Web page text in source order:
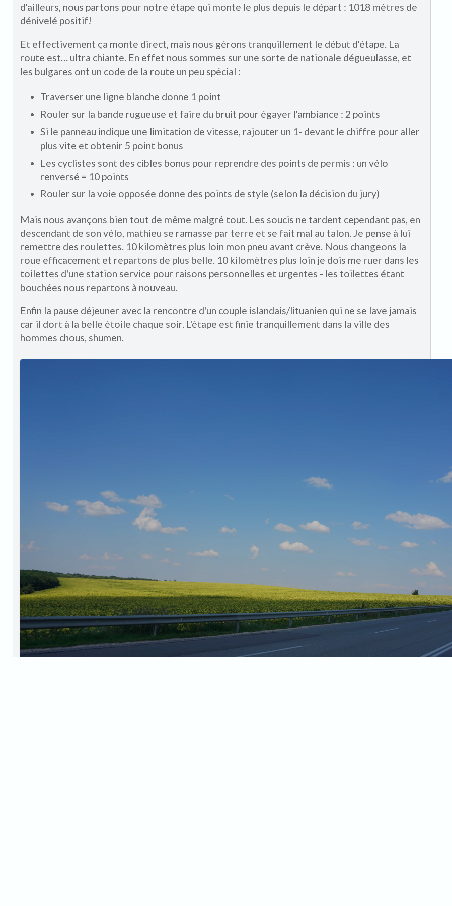
d'ailleurs, nous partons pour notre étape qui monte le plus depuis le départ : 1018 mètres de
dénivelé positif!
Et effectivement ça monte direct, mais nous gérons tranquillement le début d'étape. La
route est… ultra chiante. En effet nous sommes sur une sorte de nationale dégueulasse, et
les bulgares ont un code de la route un peu spécial :
Traverser une ligne blanche donne 1 point
Rouler sur la bande rugueuse et faire du bruit pour égayer l'ambiance : 2 points
Si le panneau indique une limitation de vitesse, rajouter un 1- devant le chiffre pour aller
plus vite et obtenir 5 point bonus
Les cyclistes sont des cibles bonus pour reprendre des points de permis : un vélo
renversé = 10 points
Rouler sur la voie opposée donne des points de style (selon la décision du jury)
Mais nous avançons bien tout de même malgré tout. Les soucis ne tardent cependant pas, en
descendant de son vélo, mathieu se ramasse par terre et se fait mal au talon. Je pense à lui
remettre des roulettes. 10 kilomètres plus loin mon pneu avant crève. Nous changeons la
roue efficacement et repartons de plus belle. 10 kilomètres plus loin je dois me ruer dans les
toilettes d'une station service pour raisons personnelles et urgentes - les toilettes étant
bouchées nous repartons à nouveau.
Enfin la pause déjeuner avec la rencontre d'un couple islandais/lituanien qui ne se lave jamais
car il dort à la belle étoile chaque soir. L'étape est finie tranquillement dans la ville des
hommes chous, shumen.